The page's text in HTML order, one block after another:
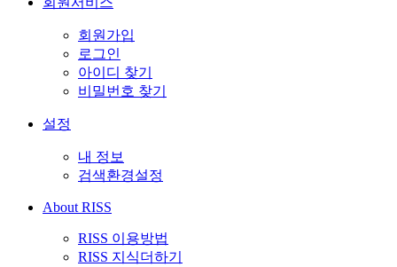
회원가입
로그인
아이디 찾기
비밀번호 찾기
설정
내 정보
검색환경설정
About RISS
RISS 이용방법
RISS 지식더하기